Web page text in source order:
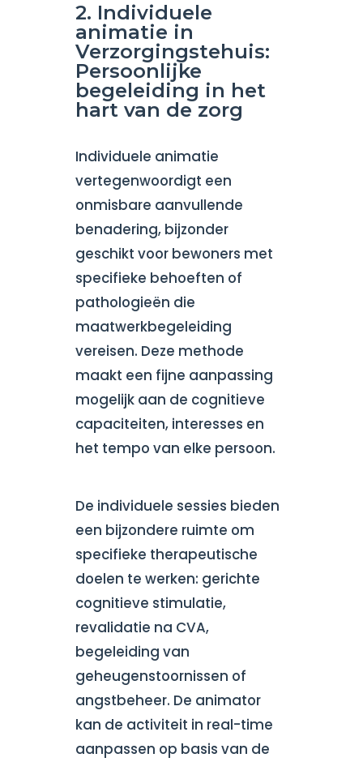
2. Individuele
animatie in
Verzorgingstehuis:
Persoonlijke
begeleiding in het
hart van de zorg
Individuele animatie
vertegenwoordigt een
onmisbare aanvullende
benadering, bijzonder
geschikt voor bewoners met
specifieke behoeften of
pathologieën die
maatwerkbegeleiding
vereisen. Deze methode
maakt een fijne aanpassing
mogelijk aan de cognitieve
capaciteiten, interesses en
het tempo van elke persoon.
De individuele sessies bieden
een bijzondere ruimte om
specifieke therapeutische
doelen te werken: gerichte
cognitieve stimulatie,
revalidatie na CVA,
begeleiding van
geheugenstoornissen of
angstbeheer. De animator
kan de activiteit in real-time
aanpassen op basis van de